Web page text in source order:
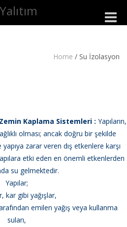
Toggle
Home / Su İzolasyon
Kaplama Sistemleri : Yapıların,
olması; ancak doğru bir şekilde
zarar veren dış etkenlere karşı
etki eden en önemli etkenlerden
su gelmektedir.
Yapılar;
kar gibi yağışlar,
emilen yağış veya kullanma
suları,